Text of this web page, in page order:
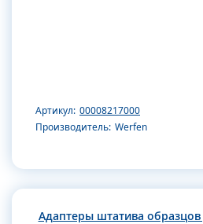
Артикул: 00008217000
Производитель: Werfen
Адаптеры штатива